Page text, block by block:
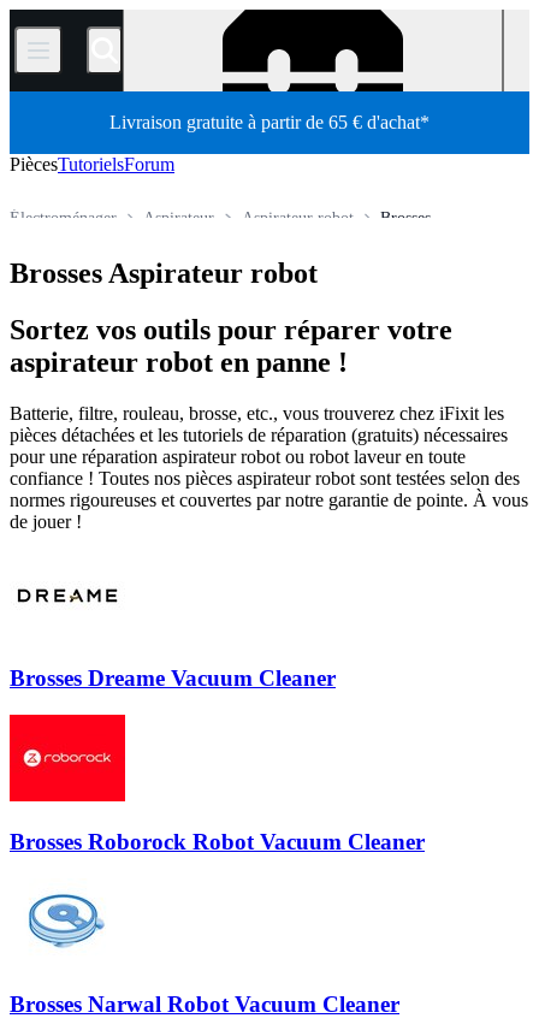
/
Livraison gratuite à partir de 65 € d'achat*
PiècesTutorielsForum
Brosses
Aspirateur robot
Aspirateur
Électroménager
Brosses Aspirateur robot
Sortez vos outils pour réparer votre
aspirateur robot en panne !
Batterie, filtre, rouleau, brosse, etc., vous trouverez chez iFixit les
pièces détachées et les tutoriels de réparation (gratuits) nécessaires
pour une réparation aspirateur robot ou robot laveur en toute
confiance ! Toutes nos pièces aspirateur robot sont testées selon des
normes rigoureuses et couvertes par notre garantie de pointe. À vous
de jouer !
Brosses Dreame Vacuum Cleaner
Brosses Roborock Robot Vacuum Cleaner
Brosses Narwal Robot Vacuum Cleaner